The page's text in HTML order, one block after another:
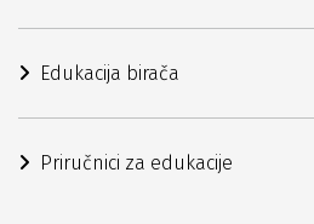
Edukacija birača
Priručnici za edukacije